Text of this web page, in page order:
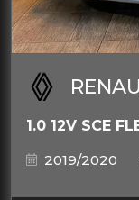
1.0 12V SCE
2019/2020